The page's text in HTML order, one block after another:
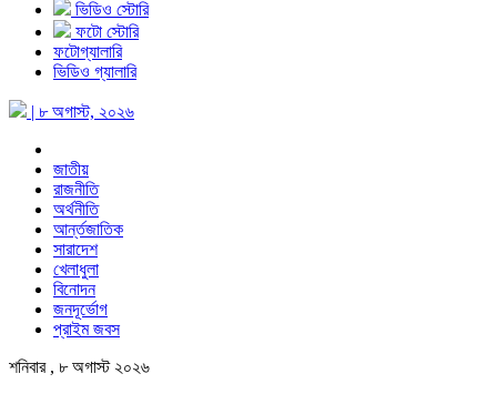
ভিডিও স্টোরি
ফটো স্টোরি
ফটোগ্যালারি
ভিডিও গ্যালারি
| ৮ অগাস্ট, ২০২৬
জাতীয়
রাজনীতি
অর্থনীতি
আর্ন্তজাতিক
সারাদেশ
খেলাধুলা
বিনোদন
জনদূর্ভোগ
প্রাইম জবস
শনিবার , ৮ অগাস্ট ২০২৬